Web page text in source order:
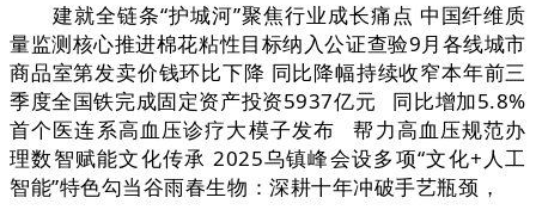
建就全链条“护城河”聚焦行业成长痛点 中国纤维质
量监测核心推进棉花粘性目标纳入公证查验9月各线城市
商品室第发卖价钱环比下降 同比降幅持续收窄本年前三
季度全国铁完成固定资产投资5937亿元 同比增加5.8%
首个医连系高血压诊疗大模子发布 帮力高血压规范办
理数智赋能文化传承 2025乌镇峰会设多项“文化+人工
智能”特色勾当谷雨春生物：深耕十年冲破手艺瓶颈，